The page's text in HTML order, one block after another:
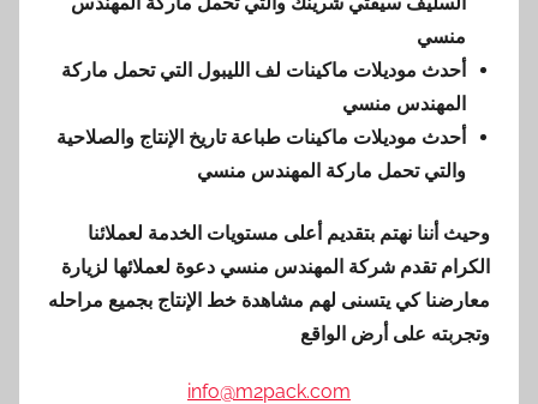
منسي
أحدث موديلات ماكينات لف الليبول التي تحمل ماركة
المهندس منسي
أحدث موديلات ماكينات طباعة تاريخ الإنتاج والصلاحية
والتي تحمل ماركة المهندس منسي
وحيث أننا نهتم بتقديم أعلى مستويات الخدمة لعملائنا
الكرام تقدم شركة المهندس منسي دعوة لعملائها لزيارة
معارضنا كي يتسنى لهم مشاهدة خط الإنتاج بجميع مراحله
وتجربته على أرض الواقع
info@m2pack.com